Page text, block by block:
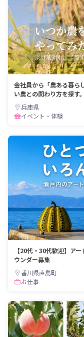
会社員から「農ある暮ら
い農との関わり方を探す。
兵庫県
イベント・体験
【20代・30代歓迎】ア
ウンダー募集
香川県直島町
お仕事